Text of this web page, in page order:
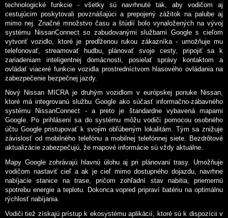
technologické funkcie - všetky sú navrhnuté tak, aby vodičom aj
cestujúcim poskytovali povznášajúci a prepojený zážitok na palube aj
mimo nej. Značné množstvo času a štúdií bolo vynaložených na vývoj
systému NissanConnect so zabudovanými službami Google s cieľom
vytvoriť vozidlo, ktoré je predĺženou rukou zákazníka - umožňuje mu
telefonovať, streamovať hudbu, plánovať svoje cesty, pripojiť sa k
zariadeniam inteligentnej domácnosti, posielať správy kontaktom a
ovládať viaceré funkcie vozidla prostredníctvom hlasového ovládania na
zabezpečenie bezpečnej jazdy.
Nový Nissan MICRA je druhým vozidlom v európskej ponuke Nissan,
ktoré má integrovanú službu Google ako súčasť informačno-zábavného
systému NissanConnect - a preto je štandardne vybavená mapami
Google. Po prihlásení sa do systému môžu vodiči pomocou osobného
účtu Google pristupovať k svojim obľúbeným lokalitám. Tým sa znižuje
závislosť od mobilného telefónu a mobilnej telefónnej siete. Bezdrôtové
aktualizácie zabezpečujú, že mapové informácie sú vždy aktuálne.
Mapy Google zohrávajú hlavnú úlohu aj pri plánovaní trasy. Umožňuje
vodičom nastaviť cieľ a ak je cieľ mimo dostupného dojazdu, navrhne
nabíjacie stanice na trase, pričom zohľadní stav nabitia, priemernú
spotrebu energie a teplotu. Dokonca vopred pripraví batériu na optimálnu
rýchlosť nabíjania.
Vodiči tiež získajú prístup k ekosystému aplikácií, ktoré sú k dispozícii v